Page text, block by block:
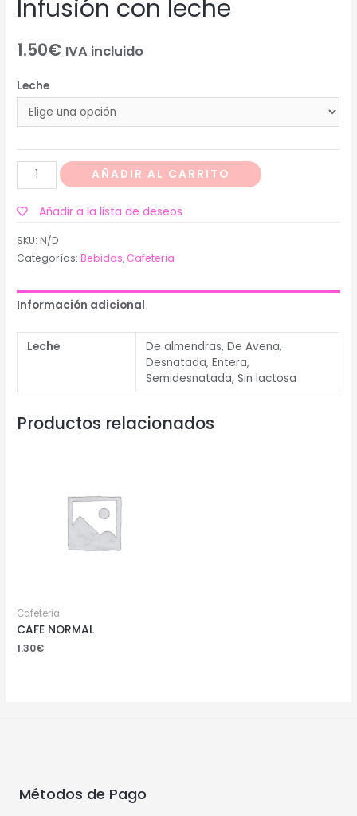
Infusión con leche
1.50€ IVA incluido
Leche
AÑADIR AL CARRITO
Añadir a la lista de deseos
SKU:N/D
Categorías:Bebidas, Cafeteria
Información adicional
Leche
De almendras, De Avena,
Desnatada, Entera,
Semidesnatada, Sin lactosa
Productos relacionados
Cafeteria
CAFE NORMAL
1.30€
Métodos de Pago